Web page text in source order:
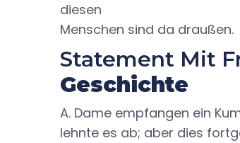
diesen
Menschen sind da draußen.
Statement Mit
Geschichte
A. Dame empfangen ein
lehnte es ab; aber dies